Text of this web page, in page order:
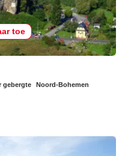
toe
gebergte Noord-Bohemen